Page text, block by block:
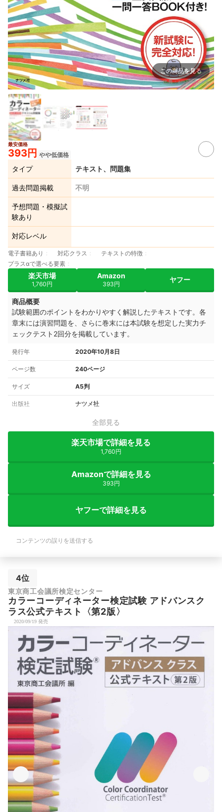
この商品を見る
出典：amazon.co.jp
最安価格
393円 やや低価格
タイプ テキスト、問題集
過去問題掲載 不明
予想問題・模擬試
験あり
対応レベル
電子書籍あり 対応クラス
テキストの特徴
プラスαで選べる要素
楽天市場
1,760円
Amazon
393円
ヤフー
商品概要
試験範囲のポイントをわかりやすく解説したテキストです。各
章末には演習問題を、さらに巻末には本試験を想定した実力チ
ェックテスト2回分を掲載しています。
発行年 2020年10月8日
ページ数 240ページ
サイズ A5判
出版社 ナツメ社
全部見る
楽天市場で詳細を見る
1,760円
Amazonで詳細を見る
393円
ヤフーで詳細を見る
コンテンツの誤りを送信する
4位
東京商工会議所検定センター
カラーコーディネーター検定試験 アドバンスク
ラス公式テキスト〈第2版〉
2020/09/19 発売